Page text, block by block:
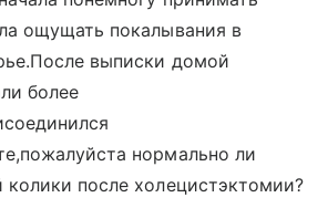
ощущать покалывания в
выписки домой
более
нормально ли
колики после холецистэктомии?